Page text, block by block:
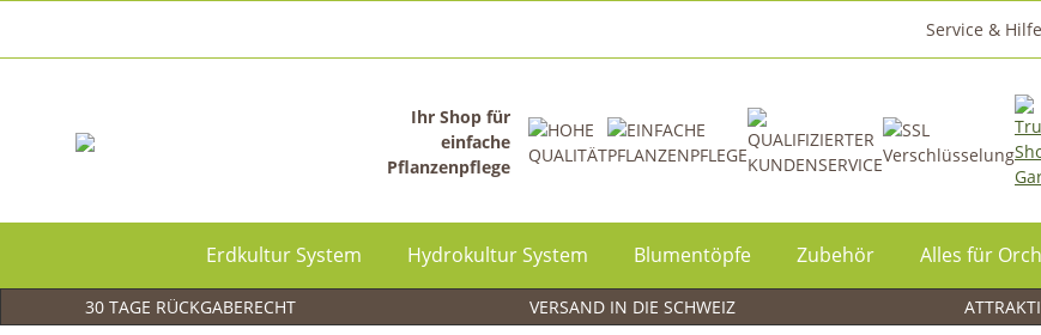
Service & Hilfe
Ihr Shop für
einfache
Pflanzenpflege
Erdkultur System Hydrokultur System Blumentöpfe Zubehör Alles für
30 TAGE RÜCKGABERECHT VERSAND IN DIE SCHWEIZ